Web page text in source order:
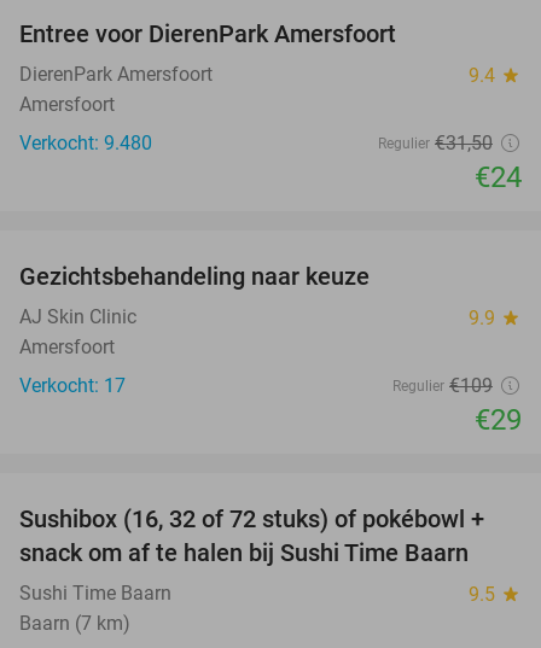
Entree voor DierenPark Amersfoort
DierenPark Amersfoort 9.4 star
Amersfoort
Verkocht: 9.480
Regulier €31,50
€24
Gezichtsbehandeling naar keuze
AJ Skin Clinic 9.9 star
Amersfoort
Verkocht: 17
Regulier €109
€29
43%
TODAY
Sushibox (16, 32 of 72 stuks) of pokébowl +
snack om af te halen bij Sushi Time Baarn
Sushi Time Baarn 9.5 star
Baarn (7 km)